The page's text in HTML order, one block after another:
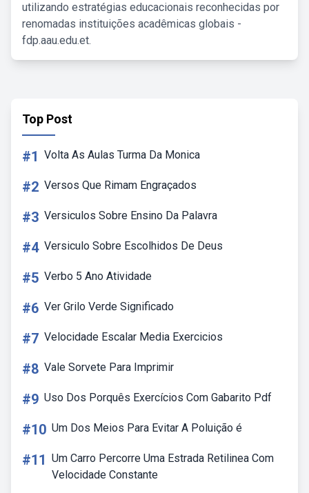
utilizando estratégias educacionais reconhecidas por
renomadas instituições acadêmicas globais -
fdp.aau.edu.et.
Top Post
#1 Volta As Aulas Turma Da Monica
#2 Versos Que Rimam Engraçados
#3 Versiculos Sobre Ensino Da Palavra
#4 Versiculo Sobre Escolhidos De Deus
#5 Verbo 5 Ano Atividade
#6 Ver Grilo Verde Significado
#7 Velocidade Escalar Media Exercicios
#8 Vale Sorvete Para Imprimir
#9 Uso Dos Porquês Exercícios Com Gabarito Pdf
#10 Um Dos Meios Para Evitar A Poluição é
#11 Um Carro Percorre Uma Estrada Retilinea Com
Velocidade Constante